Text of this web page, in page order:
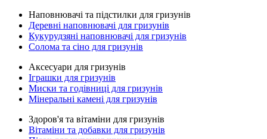
Наповнювачі та підстилки для гризунів
Деревні наповнювачі для гризунів
Кукурудзяні наповнювачі для гризунів
Солома та сіно для гризунів
Аксесуари для гризунів
Іграшки для гризунів
Миски та годівниці для гризунів
Мінеральні камені для гризунів
Здоров'я та вітаміни для гризунів
Вітаміни та добавки для гризунів